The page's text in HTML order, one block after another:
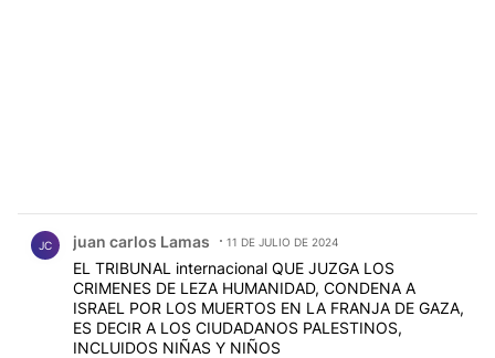
JC juan carlos Lamas 11 DE JULIO DE 2024
EL TRIBUNAL internacional QUE JUZGA LOS
CRIMENES DE LEZA HUMANIDAD, CONDENA A
ISRAEL POR LOS MUERTOS EN LA FRANJA DE GAZA,
ES DECIR A LOS CIUDADANOS PALESTINOS,
INCLUIDOS NIÑAS Y NIÑOS